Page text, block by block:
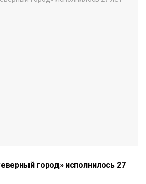
город» исполнилось 27